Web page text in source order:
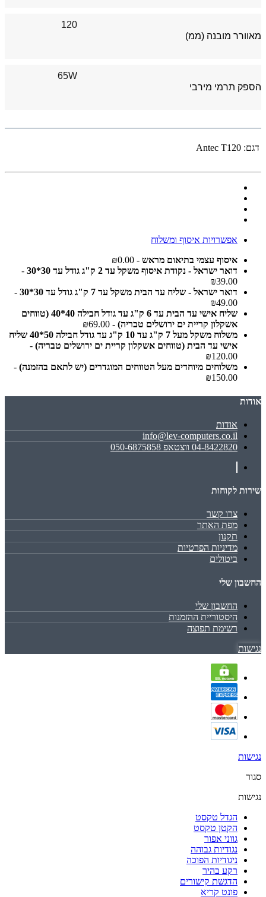
מאוורר מובנה (ממ)
120
הספק תרמי מירבי
65W
דגם: Antec T120
אפשרויות איסוף ומשלוח
איסוף עצמי בתיאום מראש - ₪0.00
דואר ישראל - נקודת איסוף משקל עד 2 ק"ג גודל עד 30*30
-
₪39.00
דואר ישראל - שליח עד הבית משקל עד 7 ק"ג גודל עד 30*30
-
₪49.00
שליח אישי עד הבית עד 6 ק"ג עד גודל חבילה 40*40 (טווחים
אשקלון קריית ים ירושלים טבריה) - ₪69.00
משלוח משקל מעל 7 ק"ג עד 10 ק"ג עד גודל חבילה 50*40 שליח
אישי עד הבית (טווחים אשקלון קריית ים ירושלים טבריה) -
₪120.00
משלוחים מיוחדים מעל הטווחים המוגדרים (יש לתאם בהזמנה) -
₪150.00
אודות
אודות
info@lev-computers.co.il
04-8422820 ווצטאפ 050-6875858
שירות לקוחות
צרו קשר
מפת האתר
תקנון
מדיניות הפרטיות
ביטולים
החשבון שלי
החשבון שלי
היסטוריית ההזמנות
רשימת תפוצה
נגישות
נגישות
סגור
נגישות
הגדל טקסט
הקטן טקסט
גווני אפור
נגודיות גבוהה
ניגודיות הפוכה
רקע בהיר
הדגשת קישורים
פונט קריא